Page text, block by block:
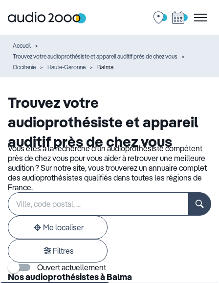
Accueil
Trouvez votre audioprothésiste et appareil auditif près de chez vous
Occitanie
Haute-Garonne Balma
Trouvez votre
audioprothésiste et appareil
auditif près de chez vous
Vous êtes à la recherche d’un audioprothésiste compétent
près de chez vous pour vous aider à retrouver une meilleure
audition ? Sur notre site, vous trouverez un annuaire complet
des audioprothésistes qualifiés dans toutes les régions de
France.
Rechercher
établissement
Veuillez
renseigner
une
adresse
Me localiser
Filtres
Ouvert actuellement
Nos audioprothésistes à Balma